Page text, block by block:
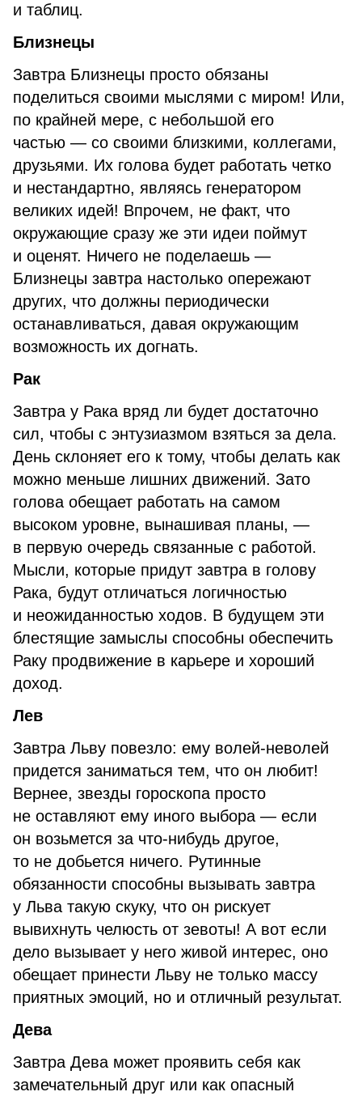
и таблиц.
Близнецы
Завтра Близнецы просто обязаны
поделиться своими мыслями с миром! Или,
по крайней мере, с небольшой его
частью — со своими близкими, коллегами,
друзьями. Их голова будет работать четко
и нестандартно, являясь генератором
великих идей! Впрочем, не факт, что
окружающие сразу же эти идеи поймут
и оценят. Ничего не поделаешь —
Близнецы завтра настолько опережают
других, что должны периодически
останавливаться, давая окружающим
возможность их догнать.
Рак
Завтра у Рака вряд ли будет достаточно
сил, чтобы с энтузиазмом взяться за дела.
День склоняет его к тому, чтобы делать как
можно меньше лишних движений. Зато
голова обещает работать на самом
высоком уровне, вынашивая планы, —
в первую очередь связанные с работой.
Мысли, которые придут завтра в голову
Рака, будут отличаться логичностью
и неожиданностью ходов. В будущем эти
блестящие замыслы способны обеспечить
Раку продвижение в карьере и хороший
доход.
Лев
Завтра Льву повезло: ему волей-неволей
придется заниматься тем, что он любит!
Вернее, звезды гороскопа просто
не оставляют ему иного выбора — если
он возьмется за что-нибудь другое,
то не добьется ничего. Рутинные
обязанности способны вызывать завтра
у Льва такую скуку, что он рискует
вывихнуть челюсть от зевоты! А вот если
дело вызывает у него живой интерес, оно
обещает принести Льву не только массу
приятных эмоций, но и отличный результат.
Дева
Завтра Дева может проявить себя как
замечательный друг или как опасный